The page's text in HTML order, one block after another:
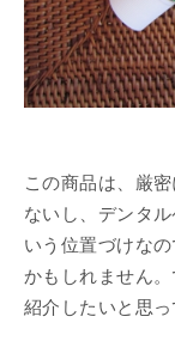
この商品は、厳
ないし、デンタ
いう位置づけな
かもしれません
紹介したいと思